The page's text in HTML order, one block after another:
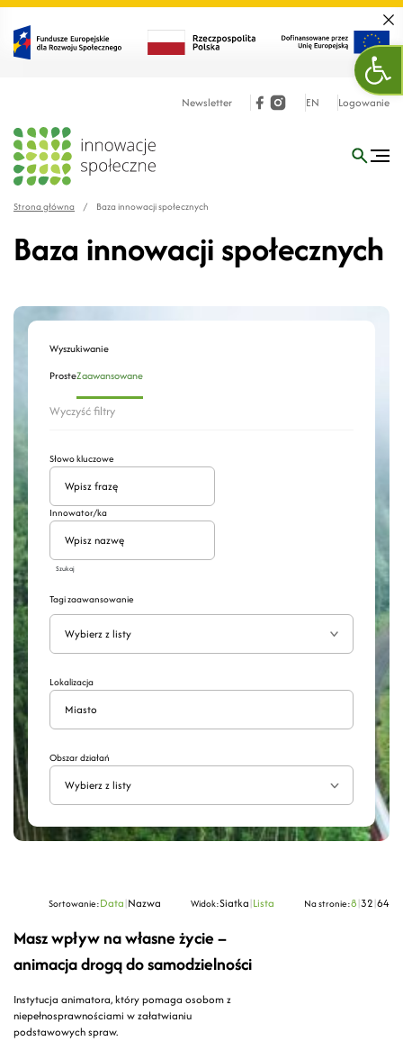
Newsletter EN Logowanie
Strona główna / Baza innowacji społecznych
Baza innowacji społecznych
Wyszukiwanie
ProsteZaawansowane
Wyczyść filtry
Słowo kluczowe
Innowator/ka
Szukaj
Tagi zaawansowanie
Wyszukaj Rozwiń
Lokalizacja
Obszar działań
Wybierz z listy
Sortowanie:Data|Nazwa Widok:Siatka|Lista Na stronie:8|32|64
Masz wpływ na własne życie –
animacja drogą do samodzielności
Instytucja animatora, który pomaga osobom z
niepełnosprawnościami w załatwianiu
podstawowych spraw.